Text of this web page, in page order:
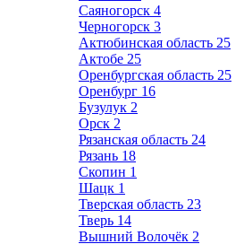
Саяногорск 4
Черногорск 3
Актюбинская область 25
Актобе 25
Оренбургская область 25
Оренбург 16
Бузулук 2
Орск 2
Рязанская область 24
Рязань 18
Скопин 1
Шацк 1
Тверская область 23
Тверь 14
Вышний Волочёк 2